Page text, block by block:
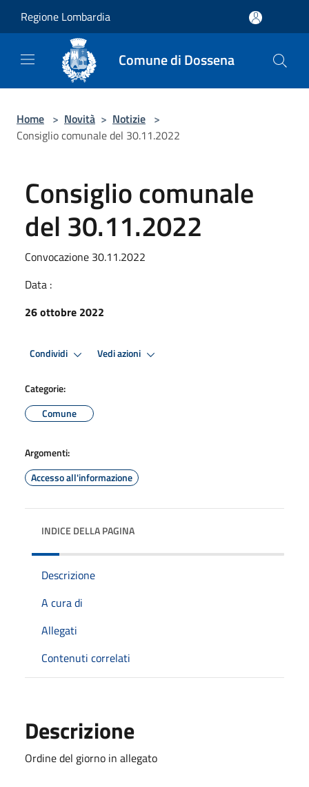
Regione Lombardia
Comune di Dossena
Home > Novità > Notizie >
Consiglio comunale del 30.11.2022
Consiglio comunale
del 30.11.2022
Convocazione 30.11.2022
Data :
26 ottobre 2022
Condividi Vedi azioni
Categorie:
Comune
Argomenti:
Accesso all'informazione
INDICE DELLA PAGINA
Descrizione
A cura di
Allegati
Contenuti correlati
Descrizione
Ordine del giorno in allegato